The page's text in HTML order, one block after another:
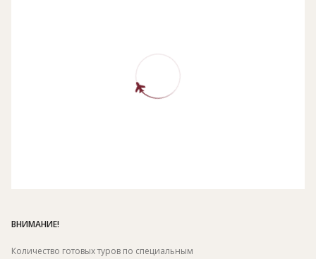
ВНИМАНИЕ!
Количество готовых туров по специальным